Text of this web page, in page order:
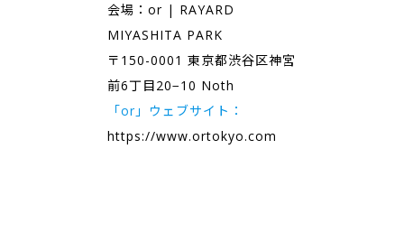
会場：or | RAYARD
MIYASHITA PARK
〒150-0001 東京都渋谷区神宮
前6丁目20−10 Noth
「or」ウェブサイト：
https://www.ortokyo.com